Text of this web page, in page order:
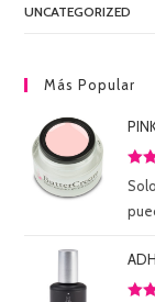
UNCATEGORIZED
Más Popular
5